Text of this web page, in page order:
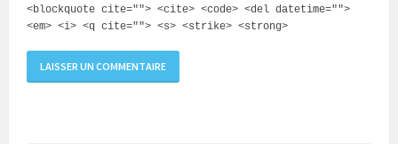
<blockquote cite=""> <cite> <code> <del datetime="">
<em> <i> <q cite=""> <s> <strike> <strong>